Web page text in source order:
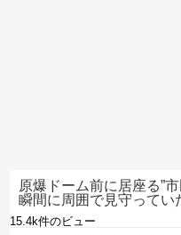
原爆ドーム前に居座る”
瞬間に周囲で見守って
15.4k件のビュー